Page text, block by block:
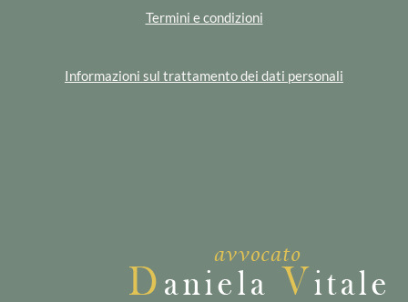
Termini e condizioni
Informazioni sul trattamento dei dati personali